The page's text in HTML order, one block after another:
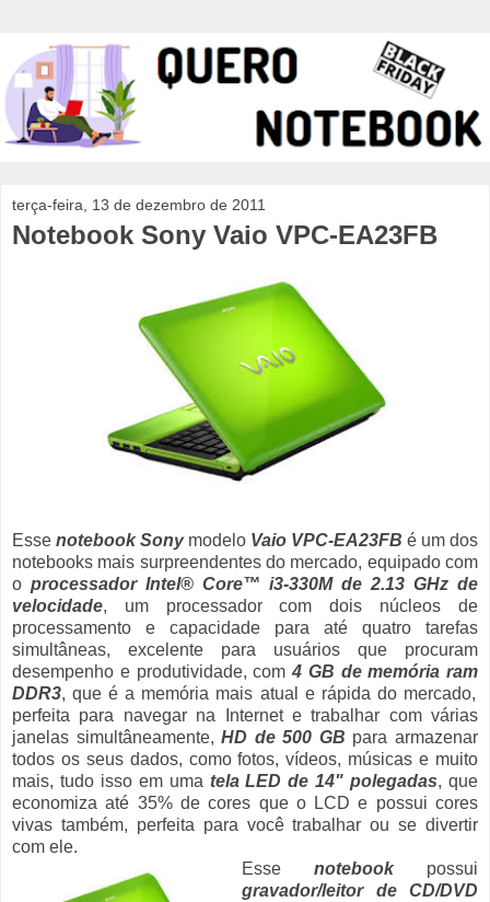
terça-feira, 13 de dezembro de 2011
Notebook Sony Vaio VPC-EA23FB
Esse notebook Sonymodelo Vaio VPC-EA23FB é um dos
notebooks mais surpreendentes do mercado, equipado com
o processador Intel® Core™ i3-330M de 2.13 GHz de
velocidade, um processador com dois núcleos de
processamento e capacidade para até quatro tarefas
simultâneas, excelente para usuários que procuram
desempenho e produtividade, com4 GB de memória ram
DDR3, que é a memória mais atual e rápida do mercado,
perfeita para navegar na Internet e trabalhar com várias
janelas simultâneamente,HD de 500 GB para armazenar
todos os seus dados, como fotos, vídeos, músicas e muito
mais, tudo isso em uma tela LED de 14" polegadas, que
economiza até 35% de cores que o LCD e possui cores
vivas também, perfeita para você trabalhar ou se divertir
com ele.
Esse notebook possui
gravador/leitor de CD/DVD